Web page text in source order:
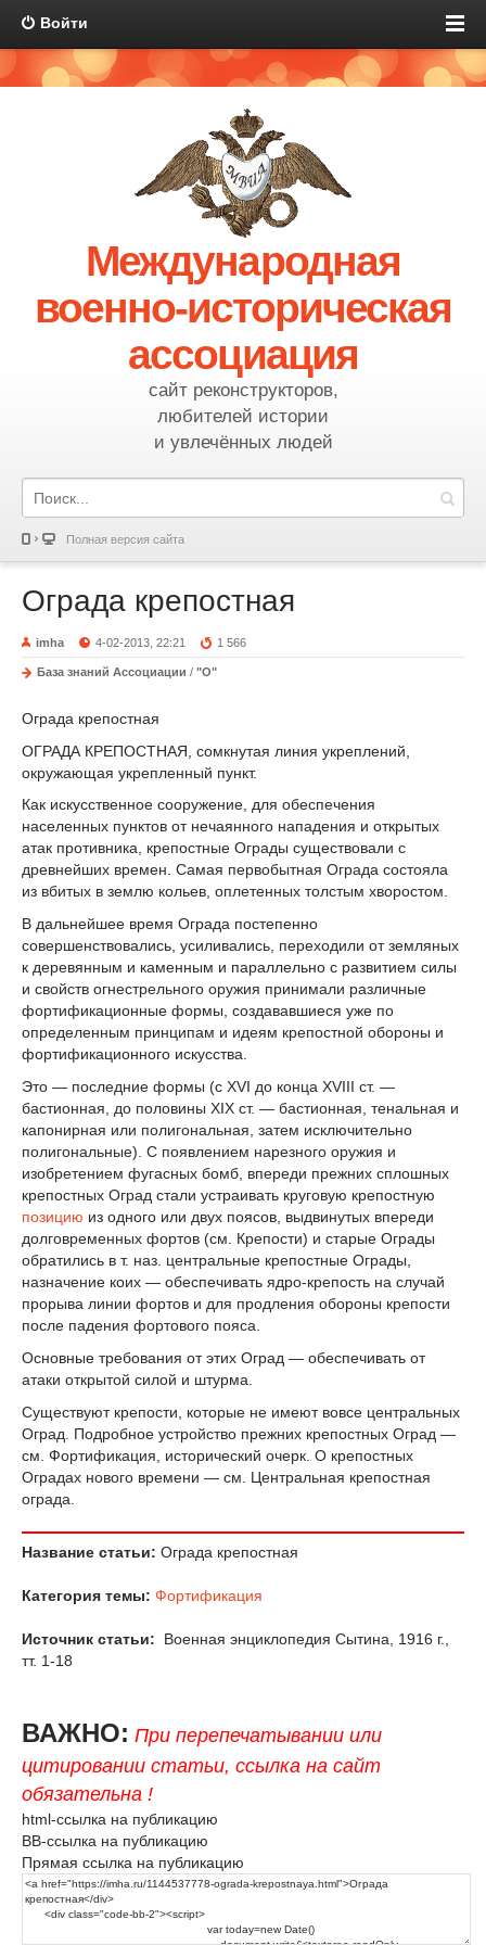
Войти
Международная
военно-историческая
ассоциация
сайт реконструкторов,
любителей истории
и увлечённых людей
Полная версия сайта
Ограда крепостная
imha 4-02-2013, 22:21 1 566
База знаний Ассоциации / "О"
Ограда крепостная
ОГРАДА КРЕПОСТНАЯ, сомкнутая линия укреплений,
окружающая укрепленный пункт.
Как искусственное сооружение, для обеспечения
населенных пунктов от нечаянного нападения и открытых
атак противника, крепостные Ограды существовали с
древнейших времен. Самая первобытная Ограда состояла
из вбитых в землю кольев, оплетенных толстым хворостом.
В дальнейшее время Ограда постепенно
совершенствовались, усиливались, переходили от земляных
к деревянным и каменным и параллельно с развитием силы
и свойств огнестрельного оружия принимали различные
фортификационные формы, создававшиеся уже по
определенным принципам и идеям крепостной обороны и
фортификационного искусства.
Это — последние формы (с XVI до конца XVIII ст. —
бастионная, до половины XIX ст. — бастионная, тенальная и
капонирная или полигональная, затем исключительно
полигональные). С появлением нарезного оружия и
изобретением фугасных бомб, впереди прежних сплошных
крепостных Оград стали устраивать круговую крепостную
позицию из одного или двух поясов, выдвинутых впереди
долговременных фортов (см. Крепости) и старые Ограды
обратились в т. наз. центральные крепостные Ограды,
назначение коих — обеспечивать ядро-крепость на случай
прорыва линии фортов и для продления обороны крепости
после падения фортового пояса.
Основные требования от этих Оград — обеспечивать от
атаки открытой силой и штурма.
Существуют крепости, которые не имеют вовсе центральных
Оград. Подробное устройство прежних крепостных Оград —
см. Фортификация, исторический очерк. О крепостных
Оградах нового времени — см. Центральная крепостная
ограда.
Название статьи: Ограда крепостная
Категория темы: Фортификация
Источник статьи:
Военная энциклопедия Сытина, 1916 г.,
тт. 1-18
ВАЖНО: При перепечатывании или
цитировании статьи, ссылка на сайт
обязательна !
html-ссылка на публикацию
BB-ссылка на публикацию
Прямая ссылка на публикацию